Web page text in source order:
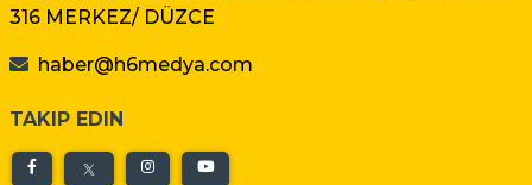
316 MERKEZ/ DÜZCE
haber@h6medya.com
TAKIP EDIN